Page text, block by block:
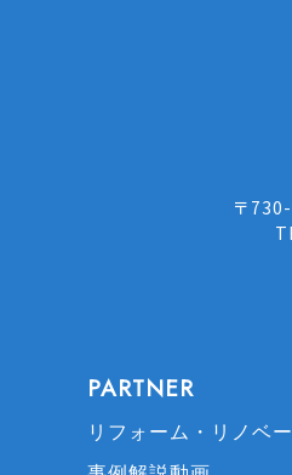
〒
PARTNER
リフォーム・リノベ